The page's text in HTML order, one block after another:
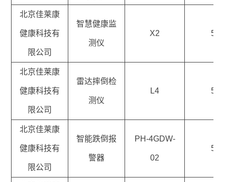
北京佳莱康
健康科技有
限公司
智慧健康监
测仪
X2 5
北京佳莱康
健康科技有
限公司
雷达摔倒检
测仪
L4 5
北京佳莱康
健康科技有
限公司
智能跌倒报
警器
PH-4GDW-
02
5